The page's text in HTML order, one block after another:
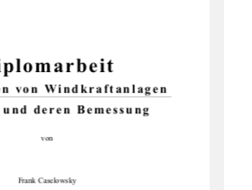
von Windkraftanlagen
und deren Bemessung
von
Frank Caselowsky